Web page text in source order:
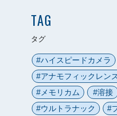
TAG
タグ
ハイスピードカメラ
アナモフィックレン
メモリカム
溶接
ウルトラナック